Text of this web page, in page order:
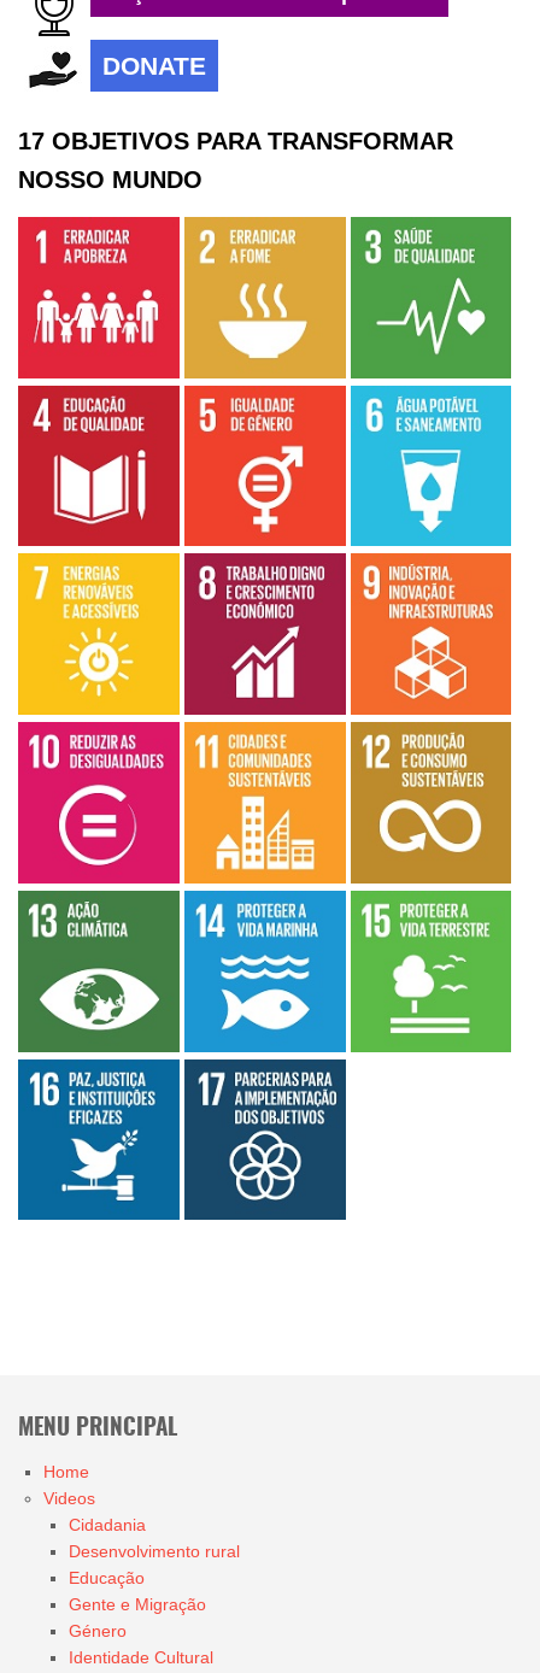
DONATE
17 OBJETIVOS PARA TRANSFORMAR
NOSSO MUNDO
MENU PRINCIPAL
Home
Videos
Cidadania
Desenvolvimento rural
Educação
Gente e Migração
Género
Identidade Cultural